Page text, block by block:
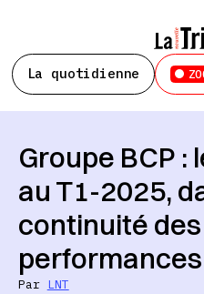
La quotidienne
Groupe BCP
au T1-2025,
continuité des
Par LNT